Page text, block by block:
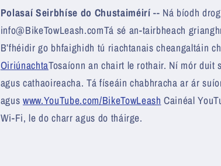
Polasaí Seirbhíse do Chustaiméirí-- Ná bíodh
info@BikeTowLeash.comTá sé an-tairbheach
B’fhéidir go bhfaighidh tú riachtanais cheangaltáin
OiriúnachtaTosaíonn an chairt le rothair. Ní mór
agus cathaoireacha. Tá físeáin chabhracha ar ár
aguswww.YouTube.com/BikeTowLeash Cainéal
Wi-Fi, le do charr agus do tháirge.